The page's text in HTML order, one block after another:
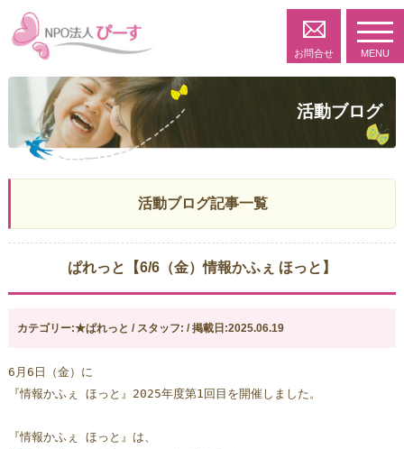
お問合せ MENU
活動ブログ
活動ブログ記事一覧
ぱれっと【6/6（金）情報かふぇ ほっと】
カテゴリー:★ぱれっと / スタッフ: / 掲載日:2025.06.19
6月6日（金）に
『情報かふぇ ほっと』2025年度第1回目を開催しました。
『情報かふぇ ほっと』は、